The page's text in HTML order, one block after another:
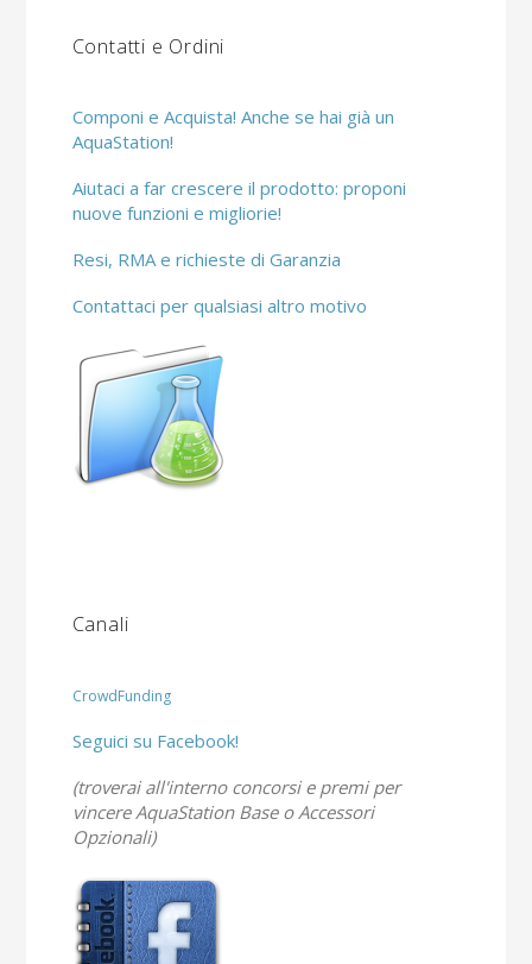
Contatti e Ordini
Componi e Acquista! Anche se hai già un
AquaStation!
Aiutaci a far crescere il prodotto: proponi
nuove funzioni e migliorie!
Resi, RMA e richieste di Garanzia
Contattaci per qualsiasi altro motivo
Canali
CrowdFunding
Seguici su Facebook!
(troverai all'interno concorsi e premi per
vincere AquaStation Base o Accessori
Opzionali)